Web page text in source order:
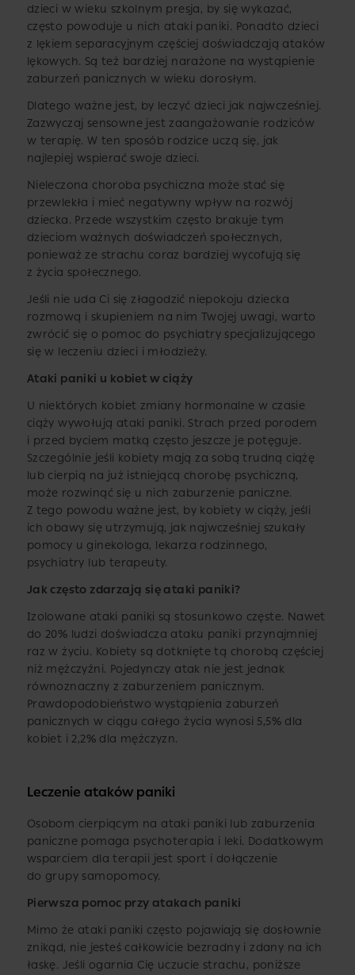
dzieci w wieku szkolnym presja, by się wykazać,
często powoduje u nich ataki paniki. Ponadto dzieci
z lękiem separacyjnym częściej doświadczają ataków
lękowych. Są też bardziej narażone na wystąpienie
zaburzeń panicznych w wieku dorosłym.
Dlatego ważne jest, by leczyć dzieci jak najwcześniej.
Zazwyczaj sensowne jest zaangażowanie rodziców
w terapię. W ten sposób rodzice uczą się, jak
najlepiej wspierać swoje dzieci.
Nieleczona choroba psychiczna może stać się
przewlekła i mieć negatywny wpływ na rozwój
dziecka. Przede wszystkim często brakuje tym
dzieciom ważnych doświadczeń społecznych,
ponieważ ze strachu coraz bardziej wycofują się
z życia społecznego.
Jeśli nie uda Ci się złagodzić niepokoju dziecka
rozmową i skupieniem na nim Twojej uwagi, warto
zwrócić się o pomoc do psychiatry specjalizującego
się w leczeniu dzieci i młodzieży.
Ataki paniki u kobiet w ciąży
U niektórych kobiet zmiany hormonalne w czasie
ciąży wywołują ataki paniki. Strach przed porodem
i przed byciem matką często jeszcze je potęguje.
Szczególnie jeśli kobiety mają za sobą trudną ciążę
lub cierpią na już istniejącą chorobę psychiczną,
może rozwinąć się u nich zaburzenie paniczne.
Z tego powodu ważne jest, by kobiety w ciąży, jeśli
ich obawy się utrzymują, jak najwcześniej szukały
pomocy u ginekologa, lekarza rodzinnego,
psychiatry lub terapeuty.
Jak często zdarzają się ataki paniki?
Izolowane ataki paniki są stosunkowo częste. Nawet
do 20% ludzi doświadcza ataku paniki przynajmniej
raz w życiu. Kobiety są dotknięte tą chorobą częściej
niż mężczyźni. Pojedynczy atak nie jest jednak
równoznaczny z zaburzeniem panicznym.
Prawdopodobieństwo wystąpienia zaburzeń
panicznych w ciągu całego życia wynosi 5,5% dla
kobiet i 2,2% dla mężczyzn.
Leczenie ataków paniki
Osobom cierpiącym na ataki paniki lub zaburzenia
paniczne pomaga psychoterapia i leki. Dodatkowym
wsparciem dla terapii jest sport i dołączenie
do grupy samopomocy.
Pierwsza pomoc przy atakach paniki
Mimo że ataki paniki często pojawiają się dosłownie
znikąd, nie jesteś całkowicie bezradny i zdany na ich
łaskę. Jeśli ogarnia Cię uczucie strachu, poniższe